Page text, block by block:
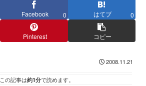
Facebook 0 はてブ 0
Pinterest コピー
2008.11.21
この記事は約1分で読めます。